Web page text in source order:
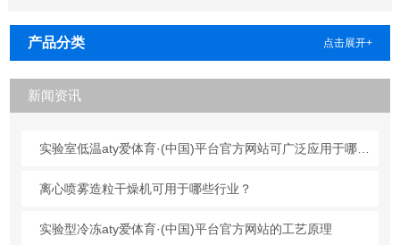
产品分类 点击展开+
新闻资讯
实验室低温aty爱体育·(中国)平台官方网站可广泛应用于哪些行业？
离心喷雾造粒干燥机可用于哪些行业？
实验型冷冻aty爱体育·(中国)平台官方网站的工艺原理